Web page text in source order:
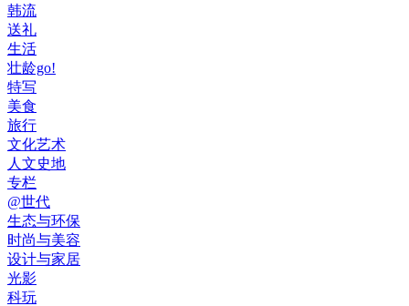
韩流
送礼
生活
壮龄go!
特写
美食
旅行
文化艺术
人文史地
专栏
@世代
生态与环保
时尚与美容
设计与家居
光影
科玩